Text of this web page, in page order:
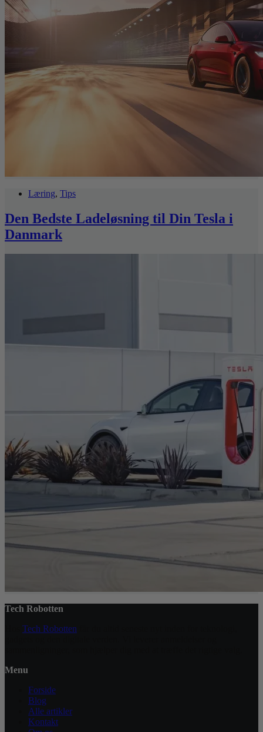
Læring, Tips
Den Bedste Ladeløsning til Din Tesla i
Danmark
Tech Robotten
Tech Robotten
Menu
Forside
Blog
Alle artikler
Kontakt